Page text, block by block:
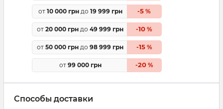
от 10 000 грндо 19 999 грн -5 %
от 20 000 грн до 49 999 грн -10 %
от 50 000 грн до 98 999 грн -15%
от 99 000 грн -20%
Способы доставки